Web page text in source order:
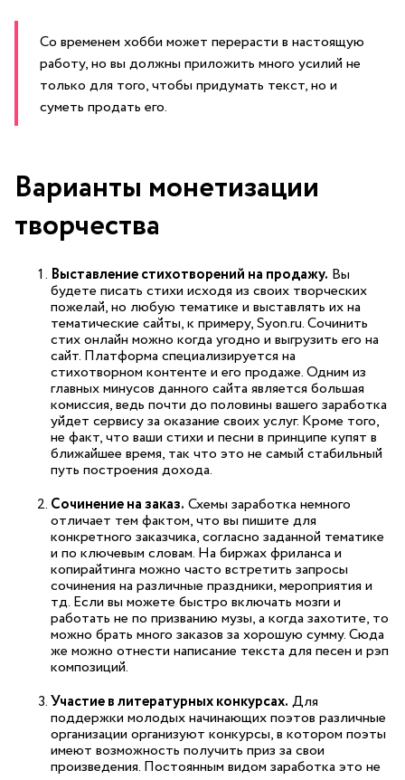
Со временем хобби может перерасти в настоящую
работу, но вы должны приложить много усилий не
только для того, чтобы придумать текст, но и
суметь продать его.
Варианты монетизации
творчества
Выставление стихотворений на продажу. Вы
будете писать стихи исходя из своих творческих
пожелай, но любую тематике и выставлять их на
тематические сайты, к примеру, Syon.ru. Сочинить
стих онлайн можно когда угодно и выгрузить его на
сайт. Платформа специализируется на
стихотворном контенте и его продаже. Одним из
главных минусов данного сайта является большая
комиссия, ведь почти до половины вашего заработка
уйдет сервису за оказание своих услуг. Кроме того,
не факт, что ваши стихи и песни в принципе купят в
ближайшее время, так что это не самый стабильный
путь построения дохода.
Сочинение на заказ. Схемы заработка немного
отличает тем фактом, что вы пишите для
конкретного заказчика, согласно заданной тематике
и по ключевым словам. На биржах фриланса и
копирайтинга можно часто встретить запросы
сочинения на различные праздники, мероприятия и
тд. Если вы можете быстро включать мозги и
работать не по призванию музы, а когда захотите, то
можно брать много заказов за хорошую сумму. Сюда
же можно отнести написание текста для песен и рэп
композиций.
Участие в литературных конкурсах. Для
поддержки молодых начинающих поэтов различные
организации организуют конкурсы, в котором поэты
имеют возможность получить приз за свои
произведения. Постоянным видом заработка это не